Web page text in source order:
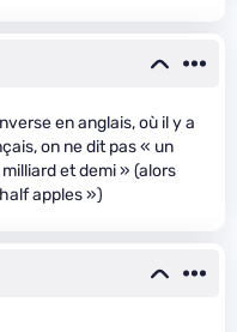
en anglais, où il y a
on ne dit pas « un
et demi » (alors
apples »)